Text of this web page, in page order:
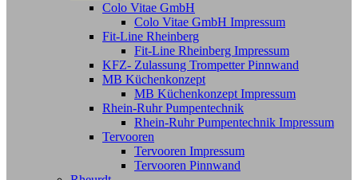
Colo Vitae GmbH
Colo Vitae GmbH Impressum
Fit-Line Rheinberg
Fit-Line Rheinberg Impressum
KFZ- Zulassung Trompetter Pinnwand
MB Küchenkonzept
MB Küchenkonzept Impressum
Rhein-Ruhr Pumpentechnik
Rhein-Ruhr Pumpentechnik Impressum
Tervooren
Tervooren Impressum
Tervooren Pinnwand